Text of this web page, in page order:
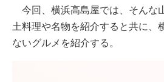
今回、横浜高島屋では、そんな
土料理や名物を紹介すると共に、
ないグルメを紹介する。